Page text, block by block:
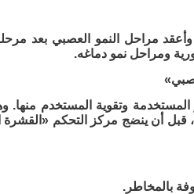
وأعقد مراحل النمو العصبي بعد
ومراحل نمو دماغه.
وتقوية المستخدم منها.
أن ينضج مركز التحكم «القشرة
بالمخاطر.